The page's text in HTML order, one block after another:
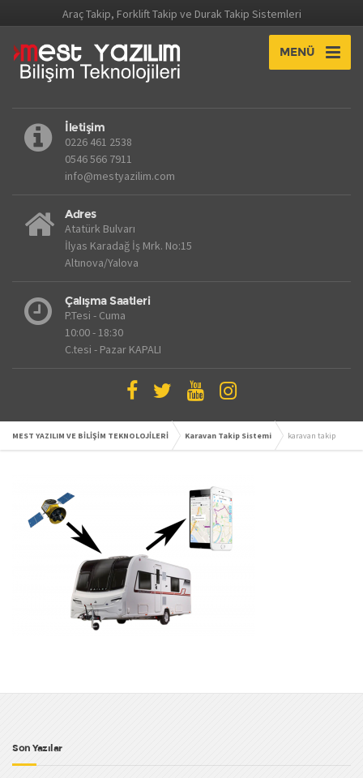
Araç Takip, Forklift Takip ve Durak Takip Sistemleri
MENÜ
İletişim
0226 461 2538
0546 566 7911
info@mestyazilim.com
Adres
Atatürk Bulvarı
İlyas Karadağ İş Mrk. No:15
Altınova/Yalova
Çalışma Saatleri
P.Tesi - Cuma
10:00 - 18:30
C.tesi - Pazar KAPALI
MEST YAZILIM VE BİLİŞİM TEKNOLOJİLERİ Karavan Takip Sistemi karavan takip
Son Yazılar